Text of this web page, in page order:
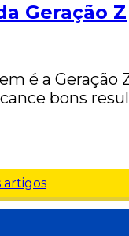
Geração Z
é a
bons
artigos